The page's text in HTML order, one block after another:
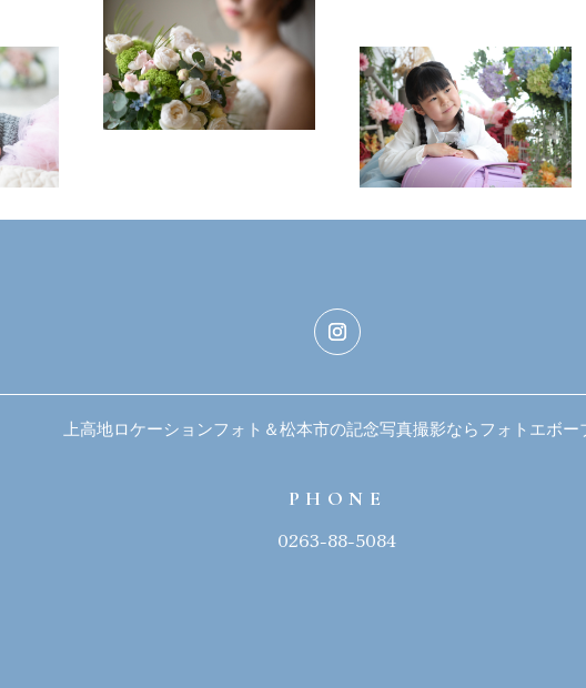
上高地ロケーションフォト＆松本市の記念写真撮影ならフォトエボー
PHONE
0263-88-5084